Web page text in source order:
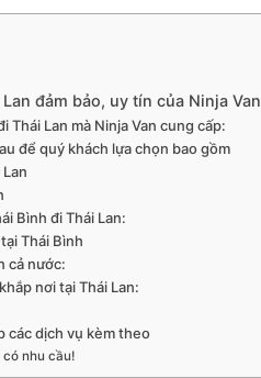
đảm bảo, uy tín của Ninja Van
Lan mà Ninja Van cung cấp:
để quý khách lựa chọn bao gồm
Bình đi Thái Lan:
Thái Bình
cả nước:
nơi tại Thái Lan:
các dịch vụ kèm theo
nhu cầu!